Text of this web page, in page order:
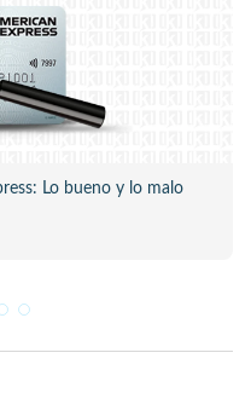
Lo bueno y lo malo